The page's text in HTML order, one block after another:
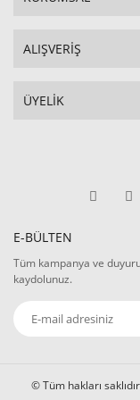
ALIŞVERİŞ
ÜYELİK
E-BÜLTEN
Tüm kampanya ve
kaydolunuz.
© Tüm hakları